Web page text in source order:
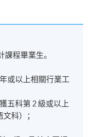
課程畢業生。
或以上相關行業工
科第 2 級或以上
科）；